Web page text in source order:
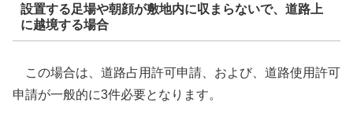
設置する足場や朝顔が敷地内に収まらないで、道路上
に越境する場合
この場合は、道路占用許可申請、および、道路使用許可
申請が一般的に3件必要となります。